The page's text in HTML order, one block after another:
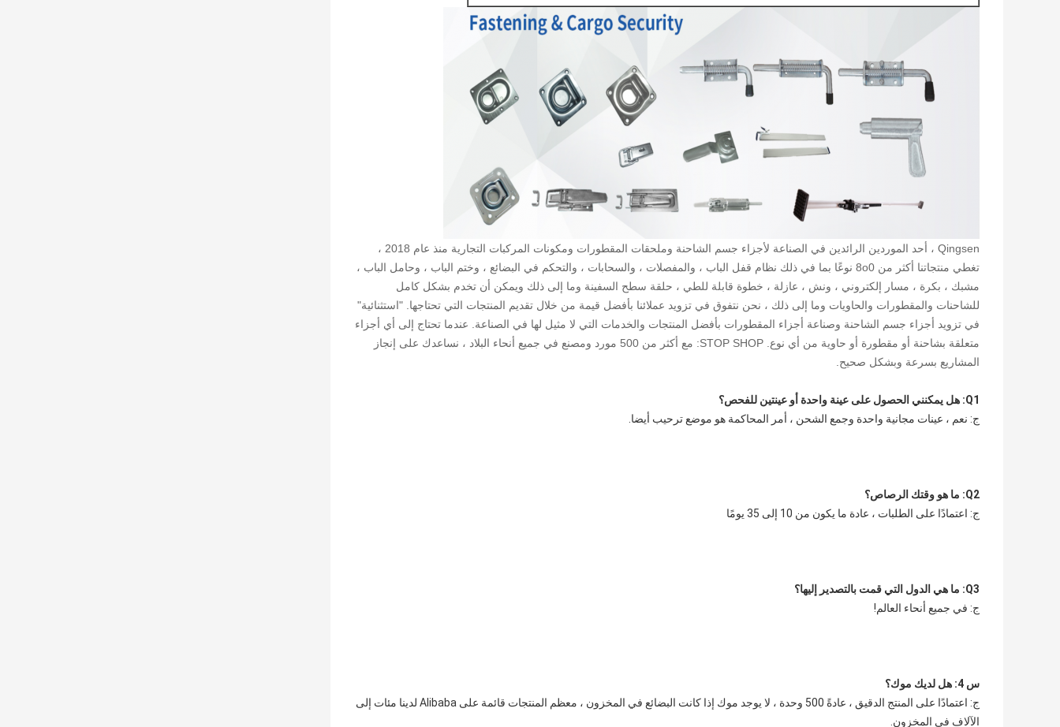
Qingsen ، أحد الموردين الرائدين في الصناعة لأجزاء جسم الشاحنة وملحقات المقطورات ومكونات المركبات التجارية منذ عام 2018 ،
تغطي منتجاتنا أكثر من 8o0 نوعًا بما في ذلك نظام قفل الباب ، والمفصلات ، والسحابات ، والتحكم في البضائع ، وختم الباب ، وحامل الباب ،
مشبك ، بكرة ، مسار إلكتروني ، ونش ، عازلة ، خطوة قابلة للطي ، حلقة سطح السفينة وما إلى ذلك ويمكن أن تخدم بشكل كامل
للشاحنات والمقطورات والحاويات وما إلى ذلك ، نحن نتفوق في تزويد عملائنا بأفضل قيمة من خلال تقديم المنتجات التي تحتاجها. "استثنائية"
في تزويد أجزاء جسم الشاحنة وصناعة أجزاء المقطورات بأفضل المنتجات والخدمات التي لا مثيل لها في الصناعة. عندما تحتاج إلى أي أجزاء
متعلقة بشاحنة أو مقطورة أو حاوية من أي نوع. STOP SHOP: مع أكثر من 500 مورد ومصنع في جميع أنحاء البلاد ، نساعدك على إنجاز
المشاريع بسرعة وبشكل صحيح.
Q1: هل يمكنني الحصول على عينة واحدة أو عينتين للفحص؟
ج: نعم ، عينات مجانية واحدة وجمع الشحن ، أمر المحاكمة هو موضع ترحيب أيضا.
Q2: ما هو وقتك الرصاص؟
ج: اعتمادًا على الطلبات ، عادة ما يكون من 10 إلى 35 يومًا
Q3: ما هي الدول التي قمت بالتصدير إليها؟
ج: في جميع أنحاء العالم!
س 4: هل لديك موك؟
الآلاف في المخزون.